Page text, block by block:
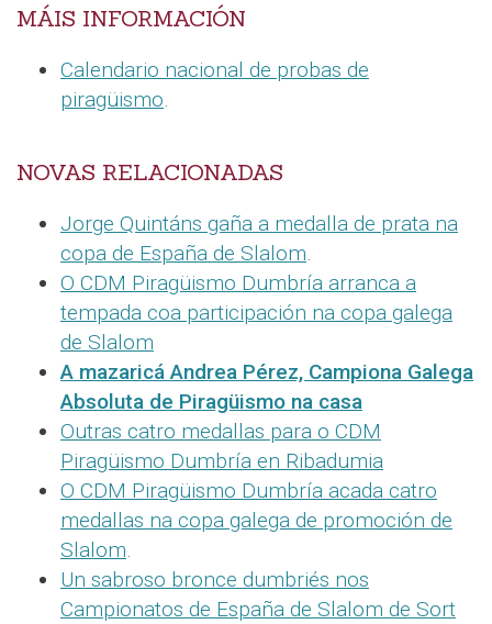
MÁIS INFORMACIÓN
Calendario nacional de probas de
piragüismo
NOVAS RELACIONADAS
Jorge Quintáns gaña a medalla de prata na
copa de España de Slalom
O CDM Piragüismo Dumbría arranca a
tempada coa participación na copa galega
de Slalom
A mazaricá Andrea Pérez, Campiona Galega
Absoluta de Piragüismo na casa
Outras catro medallas para o CDM
Piragüismo Dumbría en Ribadumia
O CDM Piragüismo Dumbría acada catro
medallas na copa galega de promoción de
Slalom
Un sabroso bronce dumbriés nos
Campionatos de España de Slalom de Sort